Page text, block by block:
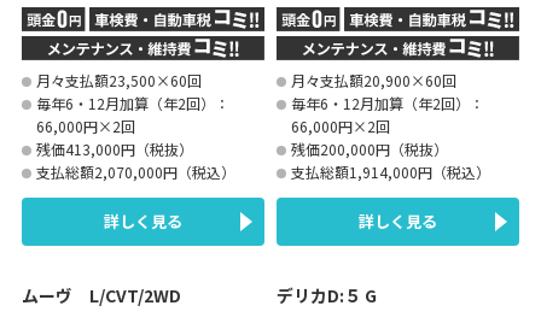
月々支払額23,500×60回
毎年6・12月加算（年2回）：
66,000円×2回
残価413,000円（税抜）
支払総額2,070,000円（税込）
詳しく見る
月々支払額20,900×60回
毎年6・12月加算（年2回）：
66,000円×2回
残価200,000円（税抜）
支払総額1,914,000円（税込）
詳しく見る
ムーヴ L/CVT/2WD デリカD:５ G